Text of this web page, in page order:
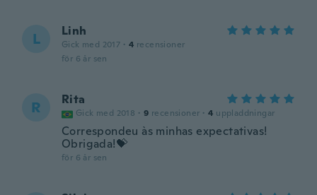
L Linh
Gick med 2017 · 4 recensioner
för 6 år sen
R Rita
Gick med 2018 · 9 recensioner · 4 uppladdningar
Correspondeu às minhas expectativas!
Obrigada!💝
för 6 år sen